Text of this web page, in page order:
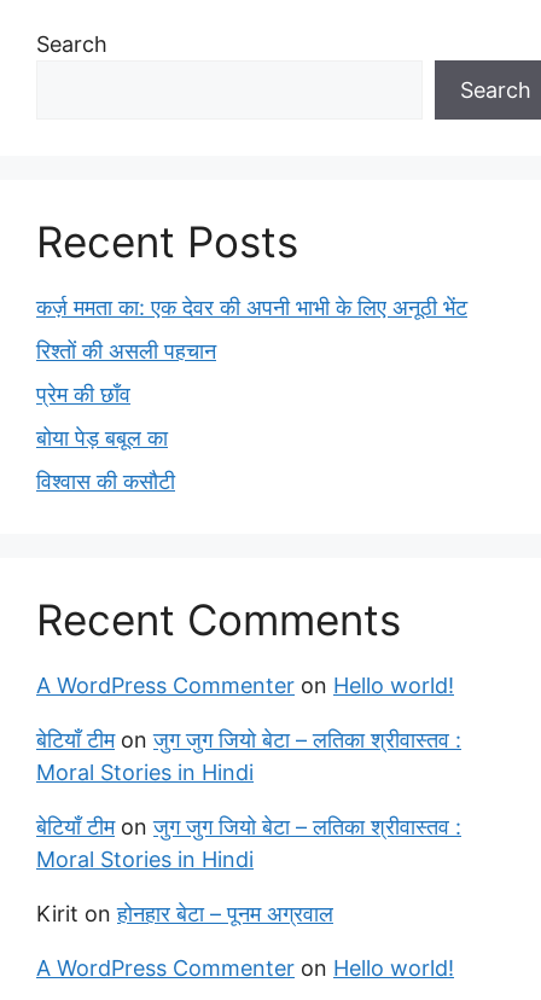
Search
Search
Recent Posts
कर्ज़ ममता का: एक देवर की अपनी भाभी के लिए अनूठी भेंट
रिश्तों की असली पहचान
प्रेम की छाँव
बोया पेड़ बबूल का
विश्वास की कसौटी
Recent Comments
A WordPress Commenter on Hello world!
बेटियाँ टीमonजुग जुग जियो बेटा – लतिका श्रीवास्तव :
Moral Stories in Hindi
बेटियाँ टीमonजुग जुग जियो बेटा – लतिका श्रीवास्तव :
Moral Stories in Hindi
Kirit onहोनहार बेटा – पूनम अग्रवाल
A WordPress Commenter on Hello world!